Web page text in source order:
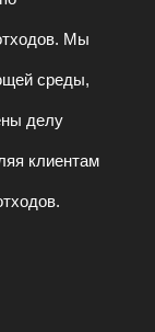
Мы
среды,
делу
клиентам